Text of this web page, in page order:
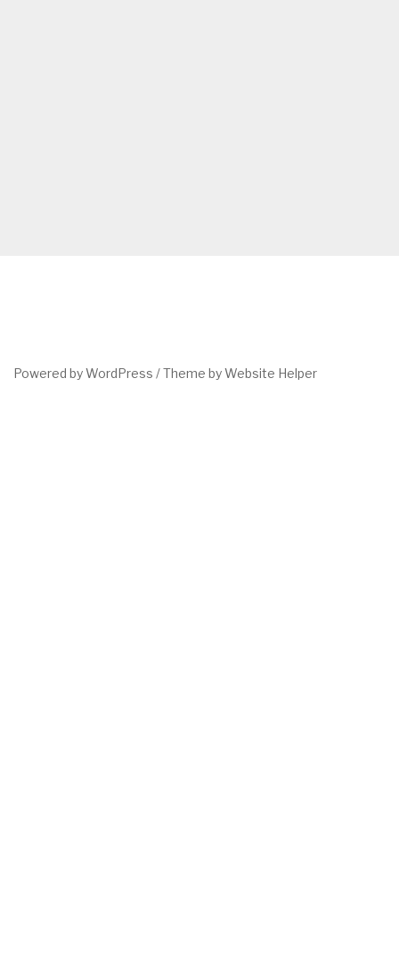
Powered by WordPress /Theme by Website Helper